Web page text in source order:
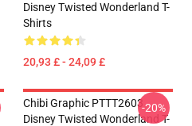
Disney Twisted Wonderland T-
Shirts
20,93 £ - 24,09 £
Chibi Graphic PTTT2603
Disney Twisted Wonderland T-
-20%